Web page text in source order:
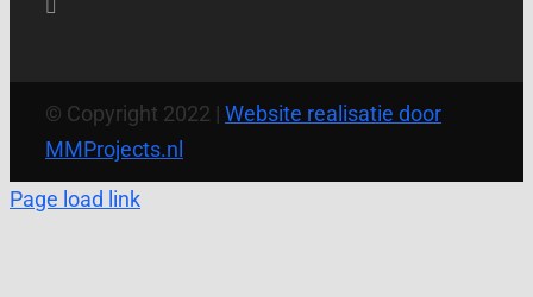
© Copyright 2022 | Website realisatie door
MMProjects.nl
Page load link